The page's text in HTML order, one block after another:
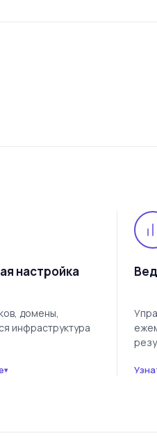
настройка
домены,
инфраструктура
▾